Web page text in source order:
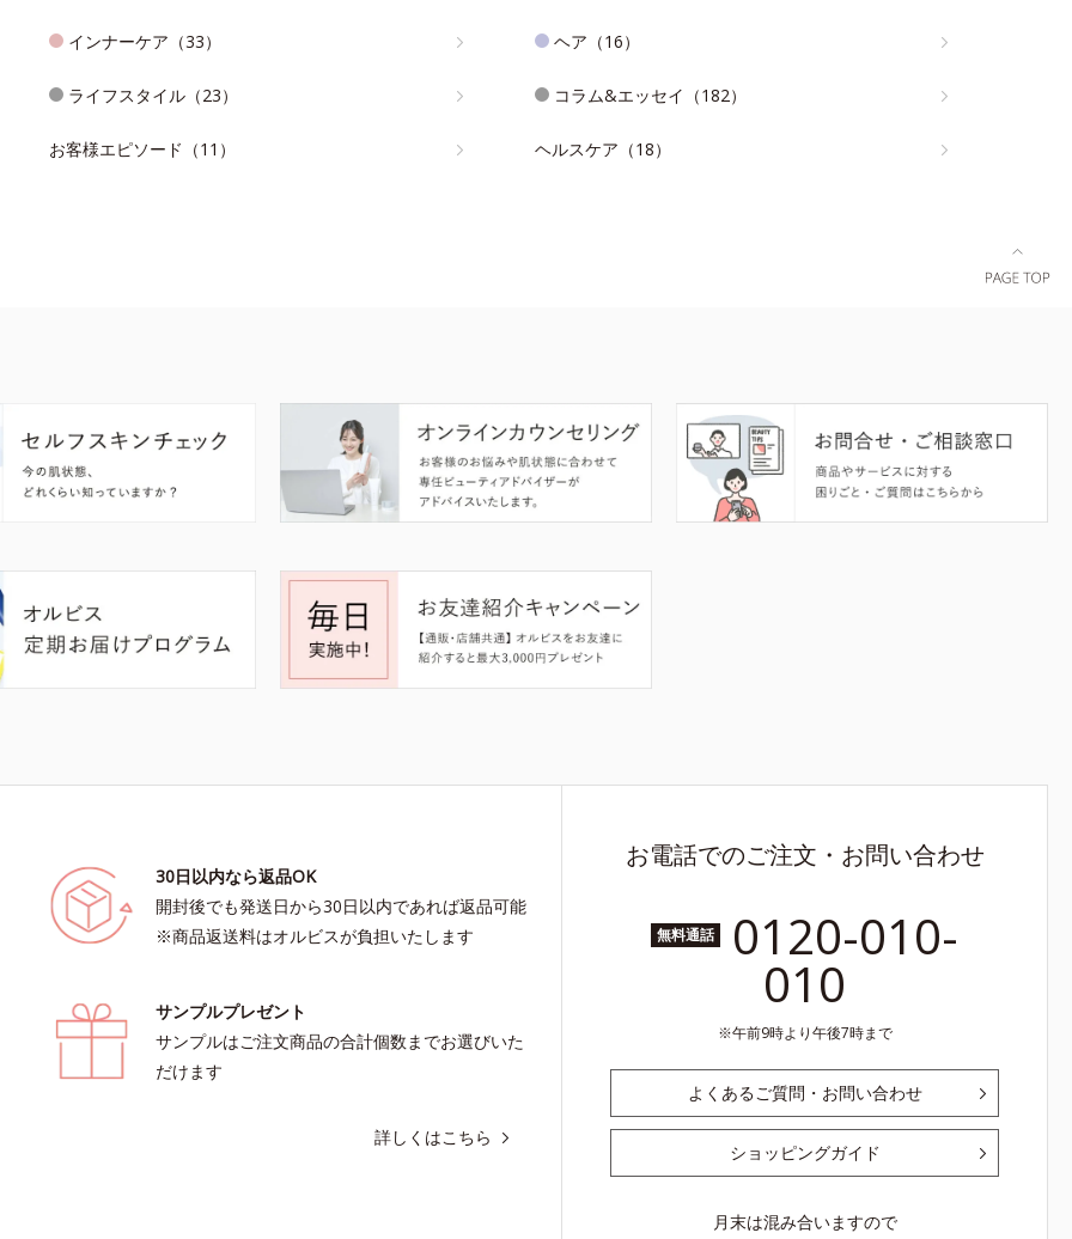
インナーケア（33） ヘア（16）
ライフスタイル（23） コラム&エッセイ（182）
お客様エピソード（11） ヘルスケア（18）
30日以内なら返品OK
開封後でも発送日から30日以内であれば返品可能
※商品返送料はオルビスが負担いたします
サンプルプレゼント
サンプルはご注文商品の合計個数までお選びいた
だけます
詳しくはこちら
お電話でのご注文・お問い合わせ
無料通話 0120-010-
010
午前9時より午後7時まで
よくあるご質問・お問い合わせ
ショッピングガイド
月末は混み合いますので